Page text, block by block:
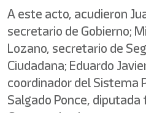
A este acto, acudieron
secretario de Gobierno;
Lozano, secretario de
Ciudadana; Eduardo
coordinador del Sistema
Salgado Ponce,